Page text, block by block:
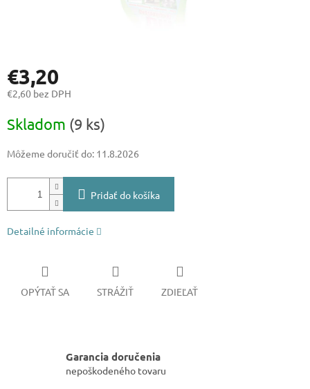
€3,20
€2,60 bez DPH
cena:
Skladom (9 ks)
Môžeme doručiť do: 11.8.2026
Pridať do košíka
Detailné informácie
OPÝTAŤ SA STRÁŽIŤ ZDIEĽAŤ
Garancia doručenia
nepoškodeného tovaru